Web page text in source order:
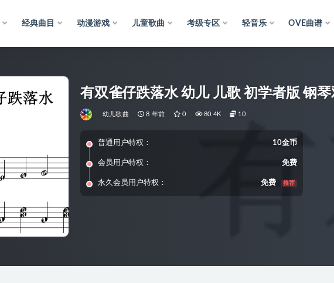
经典曲目 动漫游戏 儿童歌曲 考级专区 轻音乐 OVE曲谱
有双雀仔跌落水 幼儿 儿歌 初学者版 钢
幼儿歌曲 8 年前 0 80.4K 10
普通用户特权： 10金币
会员用户特权： 免费
永久会员用户特权： 免费 推荐